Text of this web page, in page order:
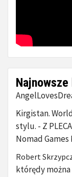
Kirgistan.
stylu. - Z
Nomad
Robert
którędy można